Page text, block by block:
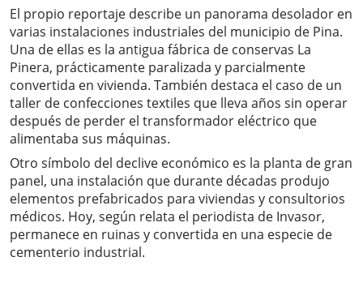
El propio reportaje describe un panorama desolador en
varias instalaciones industriales del municipio de Pina.
Una de ellas es la antigua fábrica de conservas La
Pinera, prácticamente paralizada y parcialmente
convertida en vivienda. También destaca el caso de un
taller de confecciones textiles que lleva años sin operar
después de perder el transformador eléctrico que
alimentaba sus máquinas.
Otro símbolo del declive económico es la planta de gran
panel, una instalación que durante décadas produjo
elementos prefabricados para viviendas y consultorios
médicos. Hoy, según relata el periodista de Invasor,
permanece en ruinas y convertida en una especie de
cementerio industrial.